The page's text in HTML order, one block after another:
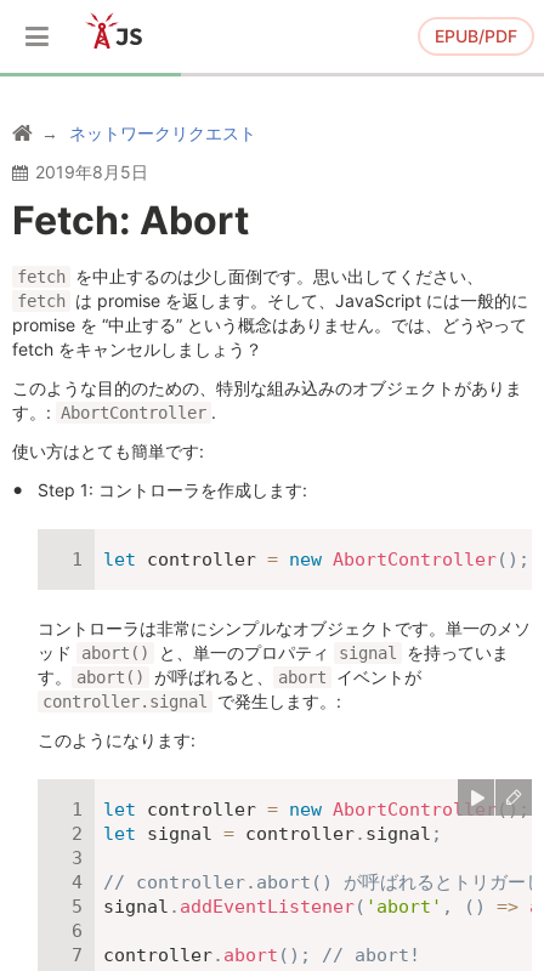
EPUB/PDF
ネットワークリクエスト
2019年8月5日
Fetch: Abort
fetch を中止するのは少し面倒です。思い出してください、
fetch は promise を返します。そして、JavaScript には一般的に
promise を “中止する” という概念はありません。では、どうやって
fetch をキャンセルしましょう？
このような目的のための、特別な組み込みのオブジェクトがありま
す。: AbortController .
使い方はとても簡単です:
Step 1: コントローラを作成します:
let controller = new AbortController( ) ;
コントローラは非常にシンプルなオブジェクトです。単一のメソ
ッド
abort() と、単一のプロパティ signal
を持っていま
す。
abort() が呼ばれると、 abort イベントが
controller.signal
で発生します。:
このようになります:
let controller = new AbortController () ;
let signal = controller. signal ;
// controller.abort() が呼ばれるとトリガーし
signal . addEventListener( 'abort' , ( ) =>
controller. abort ( ) ; // abort!